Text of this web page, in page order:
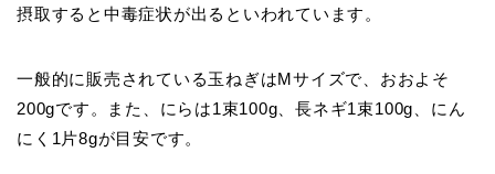
摂取すると中毒症状が出るといわれています。
一般的に販売されている玉ねぎはMサイズで、おおよそ
200gです。また、にらは1束100g、長ネギ1束100g、にん
にく1片8gが目安です。